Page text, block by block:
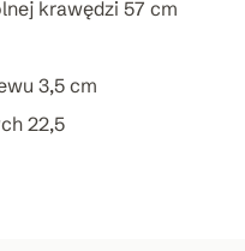
krawędzi 57 cm
3,5 cm
22,5